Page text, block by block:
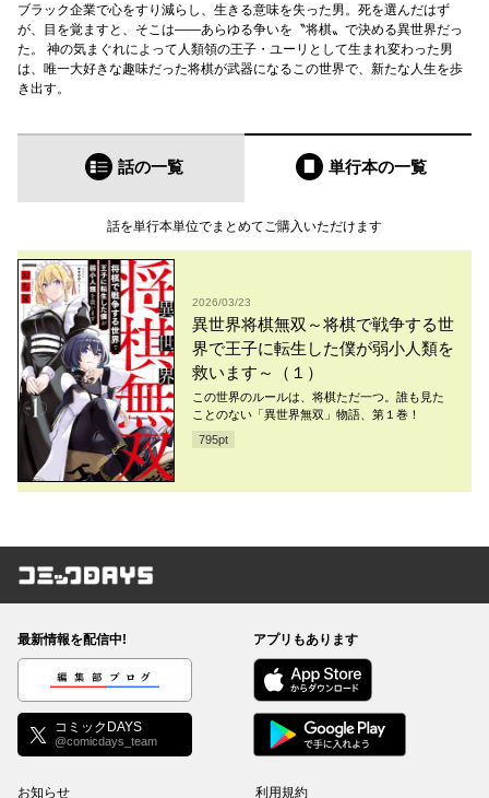
ブラック企業で心をすり減らし、生きる意味を失った男。死を選んだはず
が、目を覚ますと、そこは――あらゆる争いを〝将棋〟で決める異世界だっ
た。 神の気まぐれによって人類領の王子・ユーリとして生まれ変わった男
は、唯一大好きな趣味だった将棋が武器になるこの世界で、新たな人生を歩
き出す。
話の一覧 単行本の一覧
話を単行本単位でまとめてご購入いただけます
2026/03/23
異世界将棋無双～将棋で戦争する世
界で王子に転生した僕が弱小人類を
救います～（１）
この世界のルールは、将棋ただ一つ。誰も見た
ことのない「異世界無双」物語、第１巻！
795pt
コミックDAYS
最新情報を配信中!
編集部ブログ
コミックDAYS
@comicdays_team
アプリもあります
お知らせ 利用規約